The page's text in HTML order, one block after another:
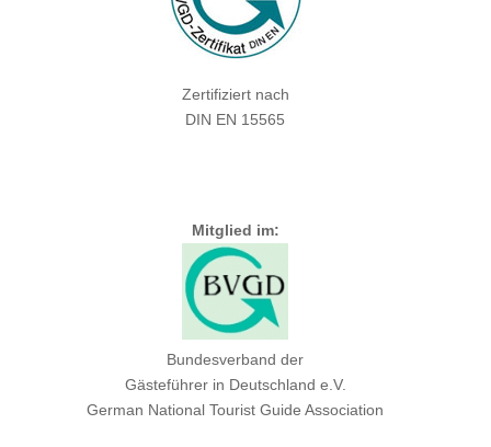
Zertifiziert nach
DIN EN 15565
Mitglied im:
Bundesverband der
Gästeführer in Deutschland e.V.
German National Tourist Guide Association